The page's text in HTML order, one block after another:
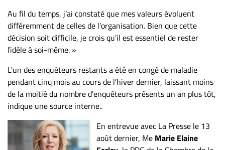
Solutions de
recrutements
TROUVEZ-
NOUS
Nous
joindre
À
propos
Infolettre
Au fil du temps, j’ai constaté que mes valeurs évoluent
différemment de celles de l’organisation. Bien que cette
décision soit difficile, je crois qu’il est essentiel de rester
fidèle à soi-même. »
L'un des enquêteurs restants a été en congé de maladie
pendant cinq mois au cours de l’hiver dernier, laissant moins
de la moitié du nombre d'enquêteurs présents un an plus tôt,
indique une source interne..
En entrevue avec La Presse le 13
août dernier, Me Marie Elaine